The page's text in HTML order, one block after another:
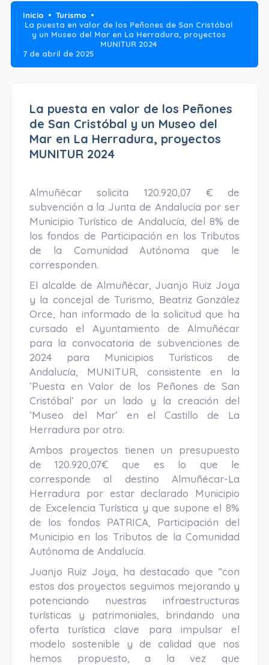
Inicio
Turismo
La puesta en valor de los Peñones de San Cristóbal
y un Museo del Mar en La Herradura, proyectos
MUNITUR 2024
7 de abril de 2025
La puesta en valor de los Peñones
de San Cristóbal y un Museo del
Mar en La Herradura, proyectos
MUNITUR 2024
Almuñécar solicita 120.920,07 € de
subvención a la Junta de Andalucía por ser
Municipio Turístico de Andalucía, del 8% de
los fondos de Participación en los Tributos
de la Comunidad Autónoma que le
corresponden.
El alcalde de Almuñécar, Juanjo Ruiz Joya
y la concejal de Turismo, Beatriz González
Orce, han informado de la solicitud que ha
cursado el Ayuntamiento de Almuñécar
para la convocatoria de subvenciones de
2024 para Municipios Turísticos de
Andalucía, MUNITUR, consistente en la
’Puesta en Valor de los Peñones de San
Cristóbal’ por un lado y la creación del
‘Museo del Mar’ en el Castillo de La
Herradura por otro.
Ambos proyectos tienen un presupuesto
de 120.920,07€ que es lo que le
corresponde al destino Almuñécar-La
Herradura por estar declarado Municipio
de Excelencia Turística y que supone el 8%
de los fondos PATRICA, Participación del
Municipio en los Tributos de la Comunidad
Autónoma de Andalucía.
Juanjo Ruiz Joya, ha destacado que “con
estos dos proyectos seguimos mejorando y
potenciando nuestras infraestructuras
turísticas y patrimoniales, brindando una
oferta turística clave para impulsar el
modelo sostenible y de calidad que nos
hemos propuesto, a la vez que